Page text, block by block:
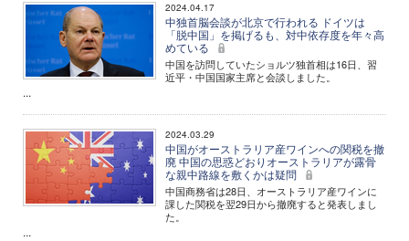
2024.04.17
中独首脳会談が北京で行われる ドイツは
「脱中国」を掲げるも、対中依存度を年々高
めている
中国を訪問していたショルツ独首相は16日、習
近平・中国国家主席と会談しました。
...
2024.03.29
中国がオーストラリア産ワインへの関税を撤
廃 中国の思惑どおりオーストラリアが露骨
な親中路線を敷くかは疑問
中国商務省は28日、オーストラリア産ワインに
課した関税を翌29日から撤廃すると発表しまし
た。
...